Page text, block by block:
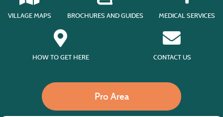
VILLAGE MAPS BROCHURES AND GUIDES MEDICAL SERVICES
HOW TO GET HERE CONTACT US
Pro Area